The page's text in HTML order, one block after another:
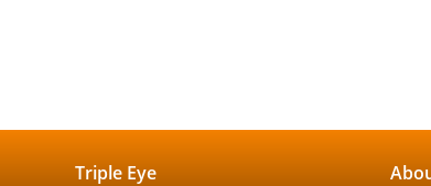
Triple Eye